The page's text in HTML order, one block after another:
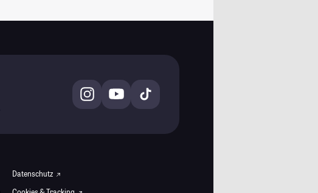
Datenschutz